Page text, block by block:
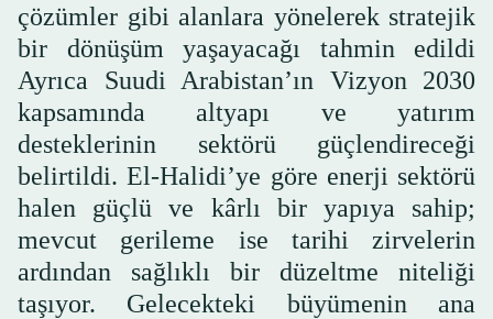
çözümler gibi alanlara yönelerek stratejik
bir dönüşüm yaşayacağı tahmin edildi
Ayrıca Suudi Arabistan’ın Vizyon 2030
kapsamında altyapı ve yatırım
desteklerinin sektörü güçlendireceği
belirtildi. El-Halidi’ye göre enerji sektörü
halen güçlü ve kârlı bir yapıya sahip;
mevcut gerileme ise tarihi zirvelerin
ardından sağlıklı bir düzeltme niteliği
taşıyor. Gelecekteki büyümenin ana